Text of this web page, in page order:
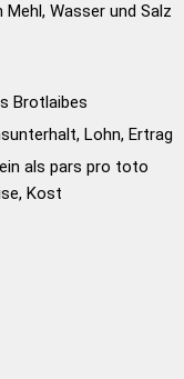
Wasser und Salz
Brotlaibes
Lohn, Ertrag
als pars pro toto
Kost